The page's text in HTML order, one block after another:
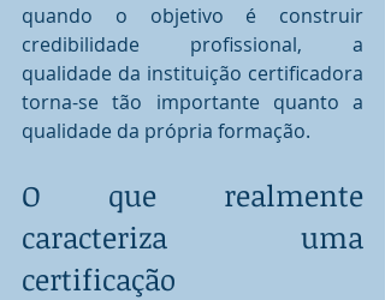
quando o objetivo é construir
credibilidade profissional, a
qualidade da instituição certificadora
torna-se tão importante quanto a
qualidade da própria formação.
O que realmente
caracteriza uma
certificação